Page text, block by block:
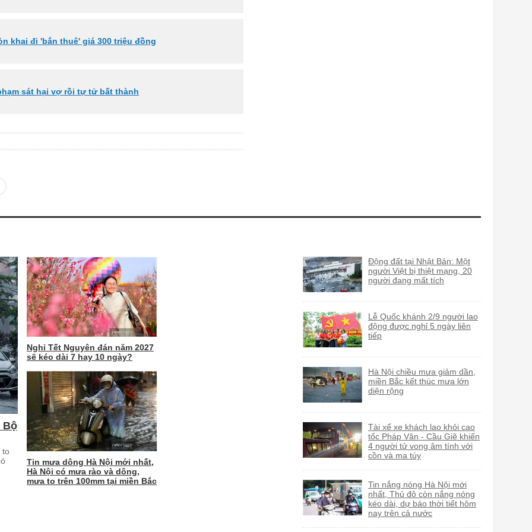
khai đi 'bắn thuê' giá 300 triệu đồng
sát hại vợ rồi tự tử bất thành
Bộ
to
Nghỉ Tết Nguyên đán năm 2027
sẽ kéo dài 7 hay 10 ngày?
Tin mưa dông Hà Nội mới nhất,
Hà Nội có mưa rào và dông,
mưa to trên 100mm tại miền Bắc
Động đất tại Nhật Bản: Một
người Việt bị thiệt mạng, 20
người đang mất tích
Lễ Quốc khánh 2/9 người lao
động được nghỉ 5 ngày liên
tiếp
Hà Nội chiều mưa giảm dần,
miền Bắc kết thúc mưa lớn
diện rộng
Tài xế xe khách lao khỏi cao
tốc Pháp Vân - Cầu Giẽ khiến
4 người tử vong âm tính với
cồn và ma túy
Tin nắng nóng Hà Nội mới
nhất, Thủ đô còn nắng nóng
kéo dài, dự báo thời tiết hôm
nay trên cả nước